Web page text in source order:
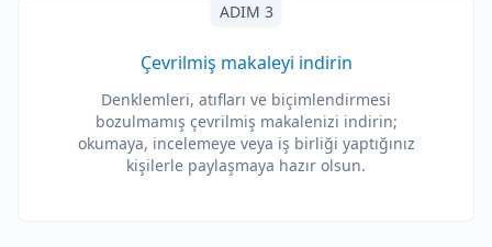
ADIM 3
Çevrilmiş makaleyi indirin
Denklemleri, atıfları ve biçimlendirmesi
bozulmamış çevrilmiş makalenizi indirin;
okumaya, incelemeye veya iş birliği yaptığınız
kişilerle paylaşmaya hazır olsun.